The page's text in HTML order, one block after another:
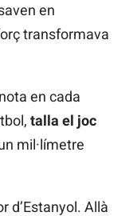
en
transformava
en cada
talla el joc
mil·límetre
d’Estanyol. Allà